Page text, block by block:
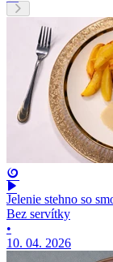
Jelenie stehno so
Bez servítky
•
10. 04. 2026